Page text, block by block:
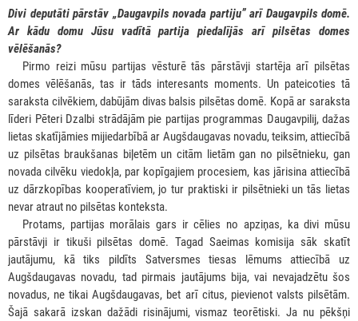
Divi deputāti pārstāv „Daugavpils novada partiju” arī Daugavpils domē.
Ar kādu domu Jūsu vadītā partija piedalījās arī pilsētas domes
vēlēšanās?
Pirmo reizi mūsu partijas vēsturē tās pārstāvji startēja arī pilsētas
domes vēlēšanās, tas ir tāds interesants moments. Un pateicoties tā
saraksta cilvēkiem, dabūjām divas balsis pilsētas domē. Kopā ar saraksta
līderi Pēteri Dzalbi strādājām pie partijas programmas Daugavpilij, dažas
lietas skatījāmies mijiedarbībā ar Augšdaugavas novadu, teiksim, attiecībā
uz pilsētas braukšanas biļetēm un citām lietām gan no pilsētnieku, gan
novada cilvēku viedokļa, par kopīgajiem procesiem, kas jārisina attiecībā
uz dārzkopības kooperatīviem, jo tur praktiski ir pilsētnieki un tās lietas
nevar atraut no pilsētas konteksta.
Protams, partijas morālais gars ir cēlies no apziņas, ka divi mūsu
pārstāvji ir tikuši pilsētas domē. Tagad Saeimas komisija sāk skatīt
jautājumu, kā tiks pildīts Satversmes tiesas lēmums attiecībā uz
Augšdaugavas novadu, tad pirmais jautājums bija, vai nevajadzētu šos
novadus, ne tikai Augšdaugavas, bet arī citus, pievienot valsts pilsētām.
Šajā sakarā izskan dažādi risinājumi, vismaz teorētiski. Ja nu pēkšņi